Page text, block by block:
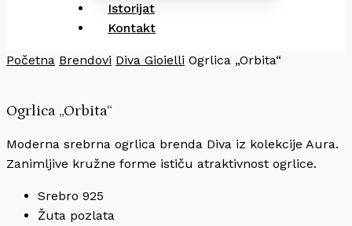
Istorijat
Kontakt
Početna Brendovi Diva Gioielli Ogrlica „Orbita“
Ogrlica „Orbita“
Moderna srebrna ogrlica brenda Diva iz kolekcije Aura.
Zanimljive kružne forme ističu atraktivnost ogrlice.
Srebro 925
Žuta pozlata